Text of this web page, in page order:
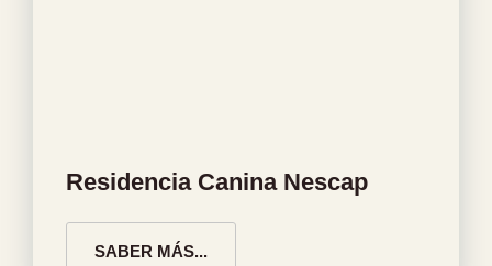
Residencia Canina Nescap
SABER MÁS...